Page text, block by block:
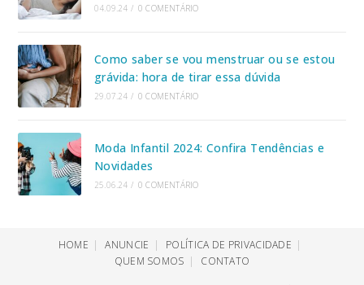
04.09.24 / 0 COMENTÁRIO
Como saber se vou menstruar ou se estou
grávida: hora de tirar essa dúvida
29.07.24 / 0 COMENTÁRIO
Moda Infantil 2024: Confira Tendências e
Novidades
25.06.24 / 0 COMENTÁRIO
HOME ANUNCIE
POLÍTICA DE PRIVACIDADE
QUEM SOMOS
CONTATO